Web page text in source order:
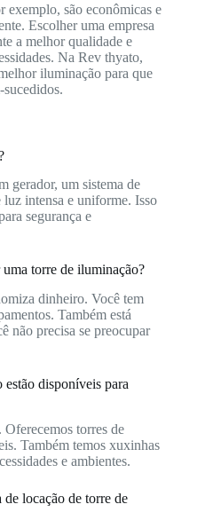
são econômicas e
Escolher uma empresa
a melhor qualidade e
Na Rev thyato,
iluminação para que
sucedidos.
gerador, um sistema de
luz intensa e uniforme. Isso
segurança e
uma torre de iluminação?
dinheiro. Você tem
Também está
não precisa se preocupar
disponíveis para
torres de
Também temos xuxinhas
e ambientes.
locação de torre de